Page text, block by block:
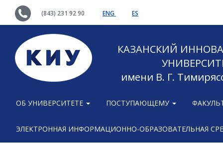
(843) 231 92 90 ENG ES
КАЗАНСКИЙ
имени В. Г.
ОБ УНИВЕРСИТЕТЕ ПОСТУПАЮЩЕМУ
ЭЛЕКТРОННАЯ ИНФОРМАЦИОННО-ОБРАЗОВАТЕЛЬНАЯ